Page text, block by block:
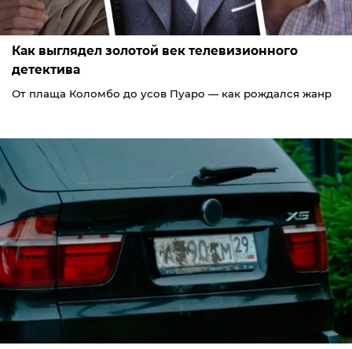
Как выглядел золотой век телевизионного
детектива
От плаща Коломбо до усов Пуаро — как рождался жанр